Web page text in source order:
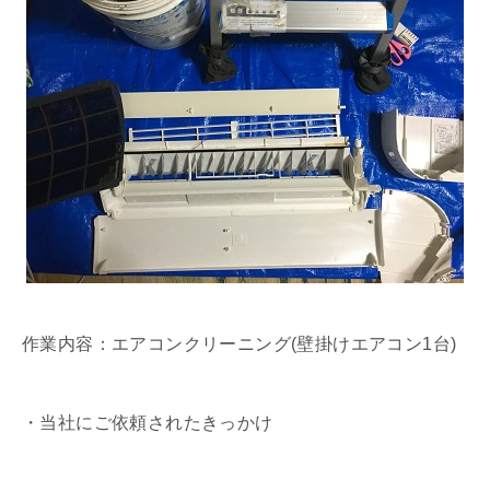
作業内容：エアコンクリーニング(壁掛けエアコン1台)
・当社にご依頼されたきっかけ